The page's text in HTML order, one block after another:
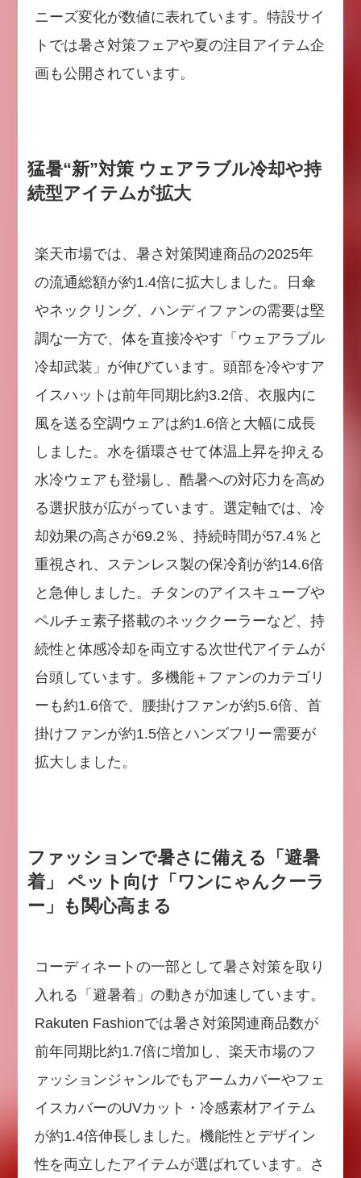
ニーズ変化が数値に表れています。特設サイ
トでは暑さ対策フェアや夏の注目アイテム企
画も公開されています。
猛暑“新”対策 ウェアラブル冷却や持
続型アイテムが拡大
楽天市場では、暑さ対策関連商品の2025年
の流通総額が約1.4倍に拡大しました。日傘
やネックリング、ハンディファンの需要は堅
調な一方で、体を直接冷やす「ウェアラブル
冷却武装」が伸びています。頭部を冷やすア
イスハットは前年同期比約3.2倍、衣服内に
風を送る空調ウェアは約1.6倍と大幅に成長
しました。水を循環させて体温上昇を抑える
水冷ウェアも登場し、酷暑への対応力を高め
る選択肢が広がっています。選定軸では、冷
却効果の高さが69.2％、持続時間が57.4％と
重視され、ステンレス製の保冷剤が約14.6倍
と急伸しました。チタンのアイスキューブや
ペルチェ素子搭載のネッククーラーなど、持
続性と体感冷却を両立する次世代アイテムが
台頭しています。多機能＋ファンのカテゴリ
ーも約1.6倍で、腰掛けファンが約5.6倍、首
掛けファンが約1.5倍とハンズフリー需要が
拡大しました。
ファッションで暑さに備える「避暑
着」 ペット向け「ワンにゃんクーラ
ー」も関心高まる
コーディネートの一部として暑さ対策を取り
入れる「避暑着」の動きが加速しています。
Rakuten Fashionでは暑さ対策関連商品数が
前年同期比約1.7倍に増加し、楽天市場のフ
ァッションジャンルでもアームカバーやフェ
イスカバーのUVカット・冷感素材アイテム
が約1.4倍伸長しました。機能性とデザイン
性を両立したアイテムが選ばれています。さ